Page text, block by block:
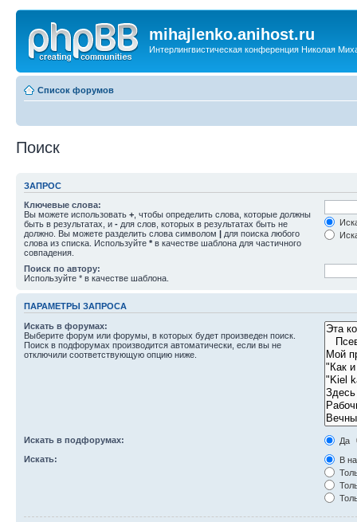
mihajlenko.anihost.ru
Интерлингвистическая конференция Николая
Список форумов
Поиск
ЗАПРОС
Ключевые слова:
Вы можете использовать + , чтобы определить слова, которые должны
быть в результатах, и - для слов, которых в результатах быть не
должно. Вы можете разделить слова символом | для поиска любого
слова из списка. Используйте * в качестве шаблона для частичного
совпадения.
Поиск по автору:
Используйте * в качестве шаблона.
ПАРАМЕТРЫ ЗАПРОСА
Искать в форумах:
Выберите форум или форумы, в которых будет произведен поиск.
Поиск в подфорумах производится автоматически, если вы не
отключили соответствующую опцию ниже.
Искать в подфорумах:
Да
Искать:
В